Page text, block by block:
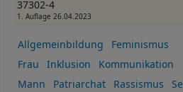
37302-4
1. Auflage 26.04.2023
Allgemeinbildung
Feminismus
Frau
Inklusion
Kommunikation
Mann
Patriarchat Rassismus